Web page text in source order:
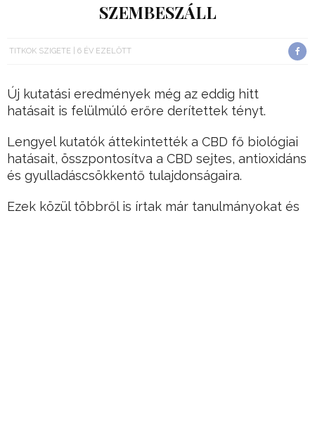
SZEMBESZÁLL
TITKOK SZIGETE 6 ÉV EZELŐTT
Új kutatási eredmények még az eddig hitt
hatásait is felülmúló erőre derítettek tényt.
Lengyel kutatók áttekintették a CBD fő biológiai
hatásait, összpontosítva a CBD sejtes, antioxidáns
és gyulladáscsökkentő tulajdonságaira.
Ezek közül többről is írtak már tanulmányokat és